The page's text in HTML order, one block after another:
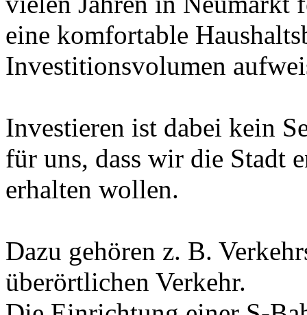
eine komfortable
Investitionsvolumen
Investieren ist dabei kein
für uns, dass wir die Stadt
erhalten wollen.
Dazu gehören z. B.
überörtlichen Verkehr.